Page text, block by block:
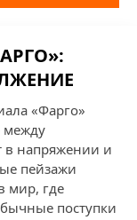
«Фарго»
между
в напряжении и
пейзажи
мир, где
поступки